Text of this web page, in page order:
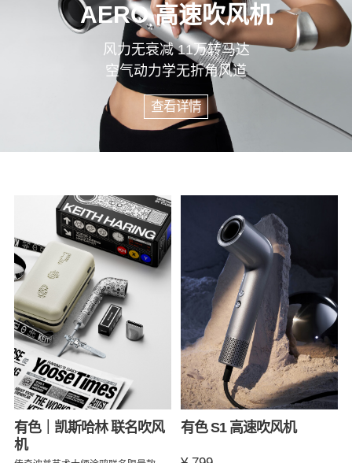
AERO 高速吹风机
风力无衰减 11万转马达
空气动力学无折角风道
查看详情
有色｜凯斯哈林 联名吹风
机
有色 S1 高速吹风机